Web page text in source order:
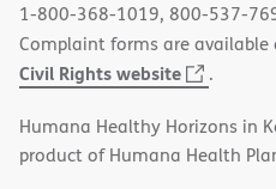
1-800-368-1019, 800-537-
Complaint forms are
Civil Rights website
(opens
new
.
Humana Healthy Horizons in
product of Humana Health